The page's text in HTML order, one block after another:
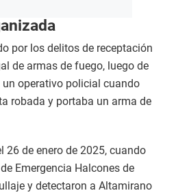
por los delitos de receptación
de armas de fuego, luego de
operativo policial cuando
robada y portaba un arma de
26 de enero de 2025, cuando
Emergencia Halcones de
y detectaron a Altamirano